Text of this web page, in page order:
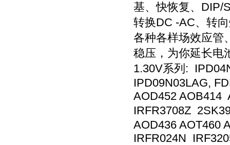
基、快恢复、DIP/
转换DC -AC、转
各种各样场效应管
稳压，为你延长电
1.30V系列:
IPD09N03LAG,
AOD452 AOB414
IRFR3708Z
AOD436 AOT460
IRFR024N